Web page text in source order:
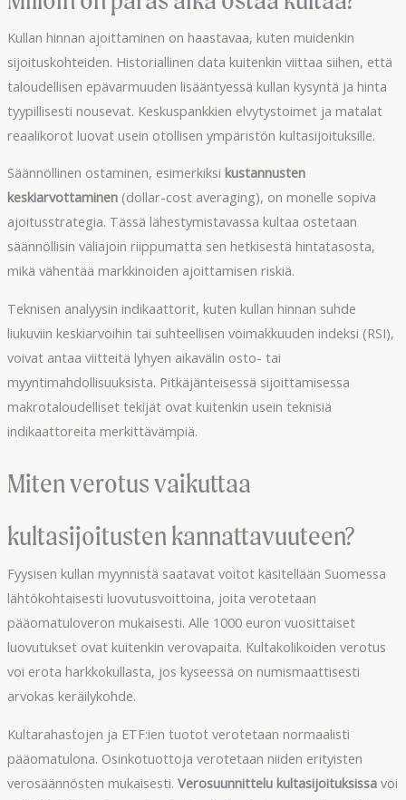
Kullan hinnan ajoittaminen on haastavaa, kuten muidenkin
sijoituskohteiden. Historiallinen data kuitenkin viittaa siihen, että
taloudellisen epävarmuuden lisääntyessä kullan kysyntä ja hinta
tyypillisesti nousevat. Keskuspankkien elvytystoimet ja matalat
reaalikorot luovat usein otollisen ympäristön kultasijoituksille.
Säännöllinen ostaminen, esimerkiksi kustannusten
keskiarvottaminen(dollar-cost averaging), on monelle sopiva
ajoitusstrategia. Tässä lähestymistavassa kultaa ostetaan
säännöllisin väliajoin riippumatta sen hetkisestä hintatasosta,
mikä vähentää markkinoiden ajoittamisen riskiä.
Teknisen analyysin indikaattorit, kuten kullan hinnan suhde
liukuviin keskiarvoihin tai suhteellisen voimakkuuden indeksi (RSI),
voivat antaa viitteitä lyhyen aikavälin osto- tai
myyntimahdollisuuksista. Pitkäjänteisessä sijoittamisessa
makrotaloudelliset tekijät ovat kuitenkin usein teknisiä
indikaattoreita merkittävämpiä.
Miten verotus vaikuttaa
kultasijoitusten kannattavuuteen?
Fyysisen kullan myynnistä saatavat voitot käsitellään Suomessa
lähtökohtaisesti luovutusvoittoina, joita verotetaan
pääomatuloveron mukaisesti. Alle 1000 euron vuosittaiset
luovutukset ovat kuitenkin verovapaita. Kultakolikoiden verotus
voi erota harkkokullasta, jos kyseessä on numismaattisesti
arvokas keräilykohde.
Kultarahastojen ja ETF:ien tuotot verotetaan normaalisti
pääomatulona. Osinkotuottoja verotetaan niiden erityisten
verosäännösten mukaisesti. Verosuunnittelu kultasijoituksissavoi